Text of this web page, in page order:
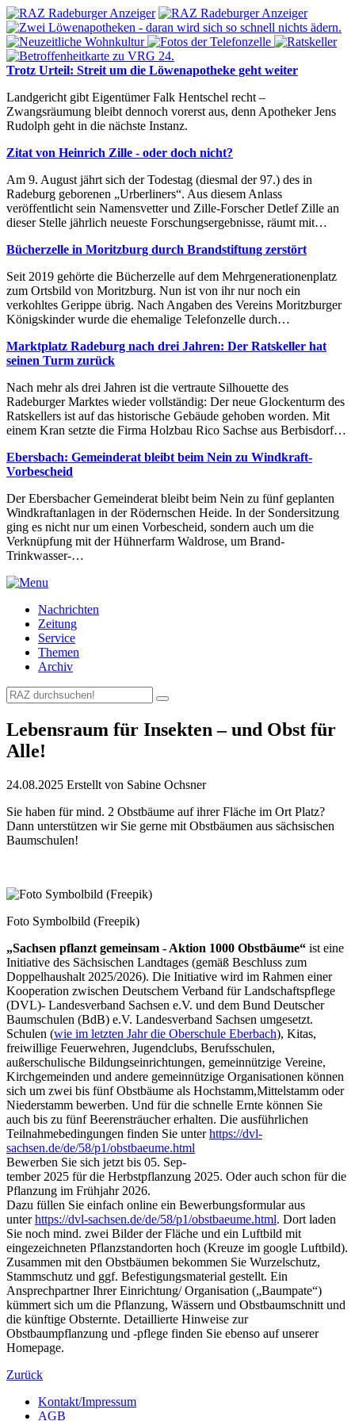
Trotz Urteil: Streit um die Löwenapotheke geht weiter
Landgericht gibt Eigentümer Falk Hentschel recht –
Zwangsräumung bleibt dennoch vorerst aus, denn Apotheker Jens
Rudolph geht in die nächste Instanz.
Zitat von Heinrich Zille - oder doch nicht?
Am 9. August jährt sich der Todestag (diesmal der 97.) des in
Radeburg geborenen „Urberliners“. Aus diesem Anlass
veröffentlicht sein Namensvetter und Zille-Forscher Detlef Zille an
dieser Stelle jährlich neueste Forschungsergebnisse, räumt mit…
Bücherzelle in Moritzburg durch Brandstiftung zerstört
Seit 2019 gehörte die Bücherzelle auf dem Mehrgenerationenplatz
zum Ortsbild von Moritzburg. Nun ist von ihr nur noch ein
verkohltes Gerippe übrig. Nach Angaben des Vereins Moritzburger
Königskinder wurde die ehemalige Telefonzelle durch…
Marktplatz Radeburg nach drei Jahren: Der Ratskeller hat
seinen Turm zurück
Nach mehr als drei Jahren ist die vertraute Silhouette des
Radeburger Marktes wieder vollständig: Der neue Glockenturm des
Ratskellers ist auf das historische Gebäude gehoben worden. Mit
einem Kran setzte die Firma Holzbau Rico Sachse aus Berbisdorf…
Ebersbach: Gemeinderat bleibt beim Nein zu Windkraft-
Vorbescheid
Der Ebersbacher Gemeinderat bleibt beim Nein zu fünf geplanten
Windkraftanlagen in der Rödernschen Heide. In der Sondersitzung
ging es nicht nur um einen Vorbescheid, sondern auch um die
Verknüpfung mit der Hühnerfarm Waldrose, um Brand-
Trinkwasser-…
Nachrichten
Zeitung
Service
Themen
Archiv
Lebensraum für Insekten – und Obst für
Alle!
24.08.2025 Erstellt von Sabine Ochsner
Sie haben für mind. 2 Obstbäume auf ihrer Fläche im Ort Platz?
Dann unterstützen wir Sie gerne mit Obstbäumen aus sächsischen
Baumschulen!
Foto Symbolbild (Freepik)
„Sachsen pflanzt gemeinsam - Aktion 1000 Obstbäume“ ist eine
Initiative des Sächsischen Landtages (gemäß Beschluss zum
Doppelhaushalt 2025/2026). Die Initiative wird im Rahmen einer
Kooperation zwischen Deutschem Verband für Landschaftspflege
(DVL)- Landesverband Sachsen e.V. und dem Bund Deutscher
Baumschulen (BdB) e.V. Landesverband Sachsen umgesetzt.
Schulen (wie im letzten Jahr die Oberschule Eberbach), Kitas,
freiwillige Feuerwehren, Jugendclubs, Berufsschulen,
außerschulische Bildungseinrichtungen, gemeinnützige Vereine,
Kirchgemeinden und andere gemeinnützige Organisationen können
sich um zwei bis fünf Obstbäume als Hochstamm,Mittelstamm oder
Niederstamm bewerben. Und für die schnelle Ernte können Sie
auch bis zu fünf Beerensträucher erhalten. Die ausführlichen
Teilnahmebedingungen finden Sie unterhttps://dvl-
sachsen.de/de/58/p1/obstbaeume.html
Bewerben Sie sich jetzt bis 05. Sep-
tember 2025 für die Herbstpflanzung 2025. Oder auch schon für die
Pflanzung im Frühjahr 2026.
Dazu füllen Sie einfach online ein Bewerbungsformular aus
unterhttps://dvl-sachsen.de/de/58/p1/obstbaeume.html. Dort laden
Sie noch mind. zwei Bilder der Fläche und ein Luftbild mit
eingezeichneten Pflanzstandorten hoch (Kreuze im google Luftbild).
Zusammen mit den Obstbäumen bekommen Sie Wurzelschutz,
Stammschutz und ggf. Befestigungsmaterial gestellt. Ein
Ansprechpartner Ihrer Einrichtung/ Organisation („Baumpate“)
kümmert sich um die Pflanzung, Wässern und Obstbaumschnitt und
die künftige Obsternte. Detaillierte Hinweise zur
Obstbaumpflanzung und -pflege finden Sie ebenso auf unserer
Homepage.
Zurück
Kontakt/Impressum
AGB